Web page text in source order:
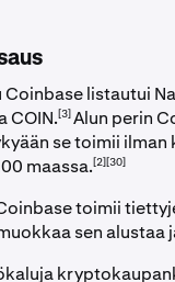
listautui
COIN.[3]Alun perin
se toimii
maassa.[2][30]
toimii
sen